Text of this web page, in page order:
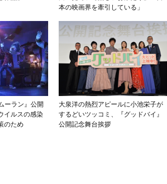
本の映画界を牽引している」
ーラン』公開
イルスの感染
のため
大泉洋の熱烈アピールに小池栄子が
するどいツッコミ、『グッドバイ』
公開記念舞台挨拶